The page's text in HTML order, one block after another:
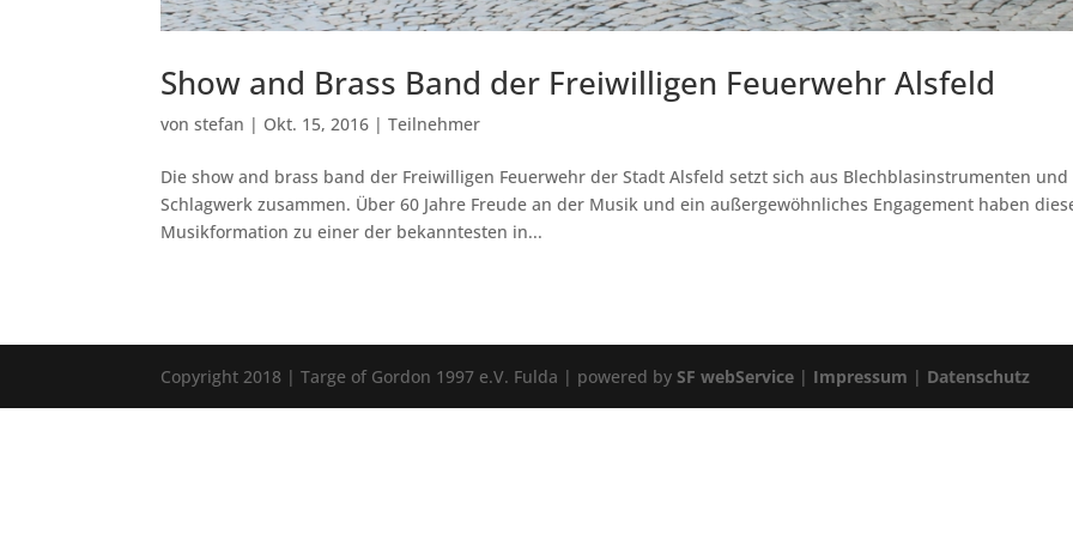
Show and Brass Band der Freiwilligen Feuerwehr Alsfeld
vonstefan | Okt. 15, 2016 |Teilnehmer
Die show and brass band der Freiwilligen Feuerwehr der Stadt Alsfeld setzt sich aus Blechblasinstrumenten und
Schlagwerk zusammen. Über 60 Jahre Freude an der Musik und ein außergewöhnliches Engagement haben
Musikformation zu einer der bekanntesten in...
Copyright 2018 | Targe of Gordon 1997 e.V. Fulda | powered bySF webService | Impressum | Datenschutz